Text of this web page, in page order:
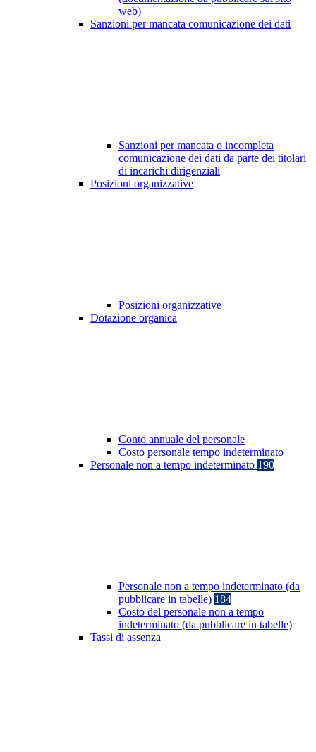
web)
Sanzioni per mancata comunicazione dei dati
Sanzioni per mancata o incompleta
comunicazione dei dati da parte dei titolari
di incarichi dirigenziali
Posizioni organizzative
Posizioni organizzative
Dotazione organica
Conto annuale del personale
Costo personale tempo indeterminato
Personale non a tempo indeterminato 190
Personale non a tempo indeterminato (da
pubblicare in tabelle) 184
Costo del personale non a tempo
indeterminato (da pubblicare in tabelle)
Tassi di assenza